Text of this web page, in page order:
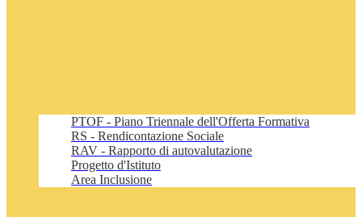
PTOF - Piano Triennale dell'Offerta Formativa
RS - Rendicontazione Sociale
RAV - Rapporto di autovalutazione
Progetto d'Istituto
Area Inclusione